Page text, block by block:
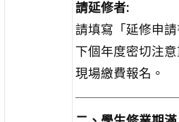
請延修者:
請填寫「延修申
下個年度密切注
現場繳費報名。